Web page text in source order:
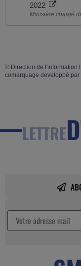
2022
Ministère chargé
© Direction de l'information
comarquage developpé par
LETTRE